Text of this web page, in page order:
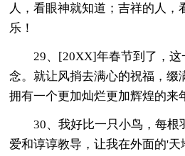
人，看眼神就知道；吉祥的人，
乐！
29、[20XX]年春节到了，
念。就让风捎去满心的祝福，缀
拥有一个更加灿烂更加辉煌的来
30、我好比一只小鸟，每根
爱和谆谆教导，让我在外面的'